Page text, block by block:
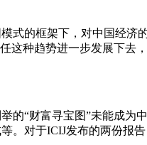
式的框架下，对中国经
这种趋势进一步发展下去
的“财富寻宝图”未能成
。对于ICIJ发布的两份报